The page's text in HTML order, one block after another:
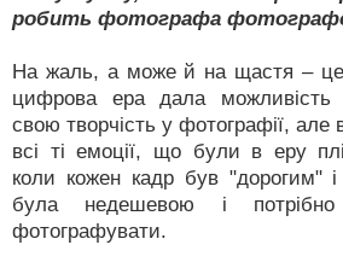
робить фотографа
На жаль, а може й на щастя – це
цифрова ера дала можливість
свою творчість у фотографії, але
всі ті емоції, що були в еру
коли кожен кадр був "дорогим" і
була недешевою і
фотографувати.